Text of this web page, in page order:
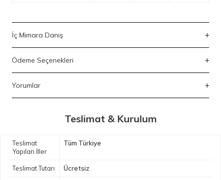
İç Mimara Danış
Ödeme Seçenekleri
Yorumlar
Teslimat & Kurulum
Teslimat
Yapılan İller
Tüm Türkiye
Teslimat Tutarı Ücretsiz